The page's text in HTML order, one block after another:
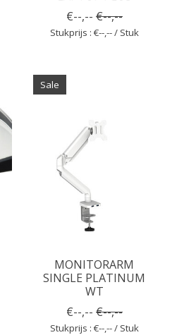
€--,-- €--,--
Stukprijs : €--,-- / Stuk
Sale
MONITORARM
SINGLE PLATINUM
WT
€--,-- €--,--
Stukprijs : €--,-- / Stuk